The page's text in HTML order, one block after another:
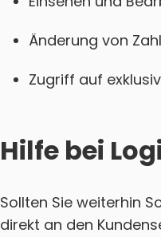
Änderung von
Zugriff auf
Hilfe bei
Sollten Sie weiterhin
direkt an den